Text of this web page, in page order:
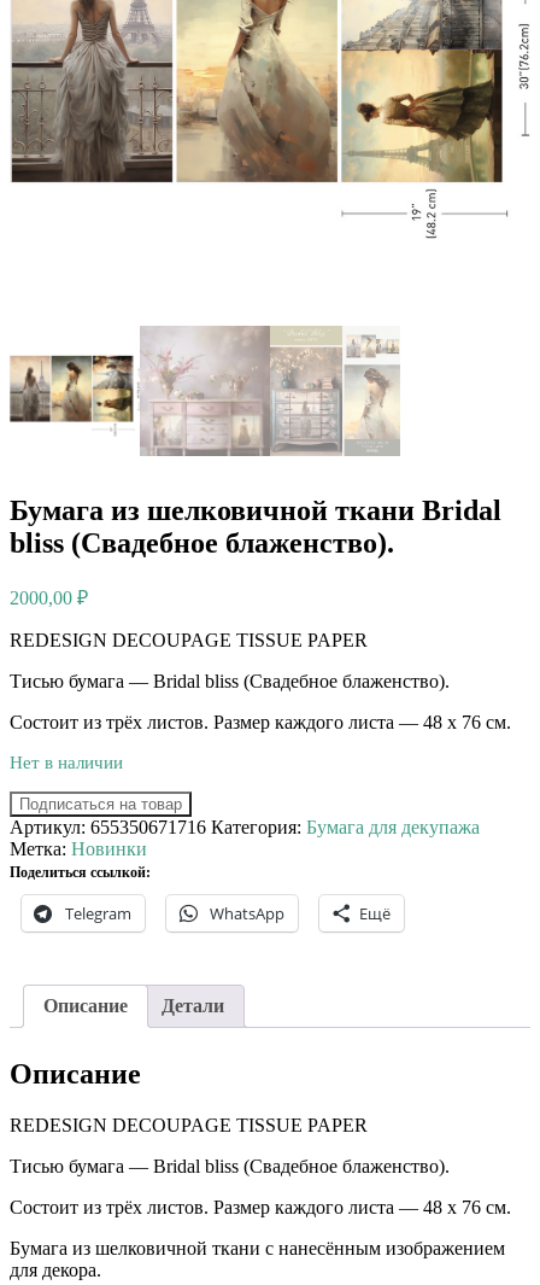
Бумага из шелковичной ткани Bridal
bliss (Свадебное блаженство).
2000,00 ₽
REDESIGN DECOUPAGE TISSUE PAPER
Тисью бумага — Bridal bliss (Свадебное блаженство).
Состоит из трёх листов. Размер каждого листа — 48 х 76 см.
Нет в наличии
Подписаться на товар
Артикул: 655350671716 Категория: Бумага для декупажа
Метка: Новинки
Поделиться ссылкой:
Telegram WhatsApp Ещё
Описание Детали
Описание
REDESIGN DECOUPAGE TISSUE PAPER
Тисью бумага — Bridal bliss (Свадебное блаженство).
Состоит из трёх листов. Размер каждого листа — 48 х 76 см.
Бумага из шелковичной ткани с нанесённым изображением
для декора.